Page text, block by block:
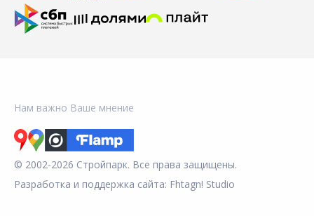
Нам важно Ваше мнение
© 2002-2026 Стройпарк. Все права защищены.
Разработка и поддержка сайта: Fhtagn! Studio